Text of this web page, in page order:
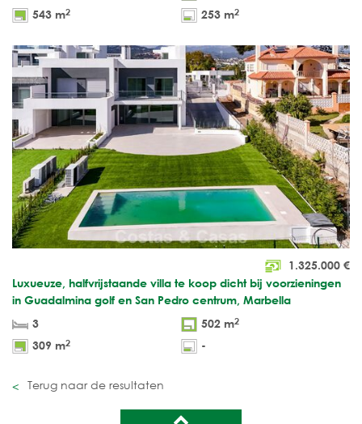
543 m2 253 m2
1.325.000 €
Luxueuze, halfvrijstaande villa te koop dicht bij voorzieningen
in Guadalmina golf en San Pedro centrum, Marbella
3
502 m2
309 m2 -
Terug naar de resultaten